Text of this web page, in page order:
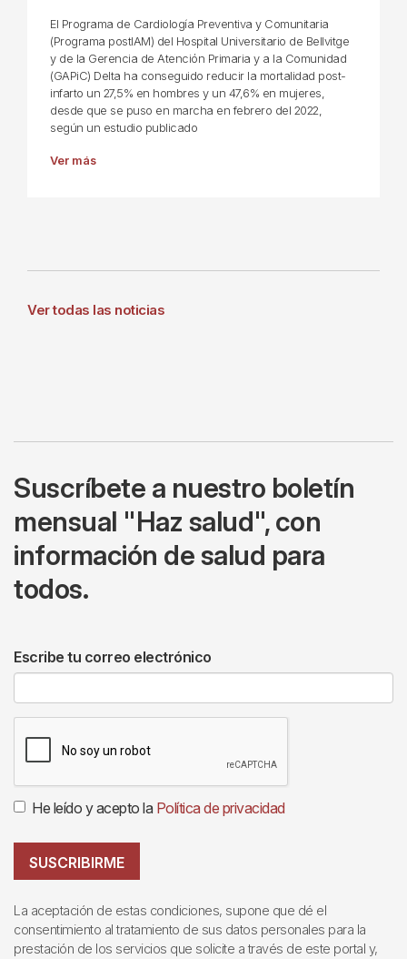
El Programa de Cardiología Preventiva y Comunitaria
(Programa postIAM) del Hospital Universitario de Bellvitge
y de la Gerencia de Atención Primaria y a la Comunidad
(GAPiC) Delta ha conseguido reducir la mortalidad post-
infarto un 27,5% en hombres y un 47,6% en mujeres,
desde que se puso en marcha en febrero del 2022,
según un estudio publicado
Ver más
Ver todas las noticias
Suscríbete a nuestro boletín
mensual "Haz salud", con
información de salud para
todos.
Escribe tu correo electrónico
He leído y acepto la Política de privacidad
SUSCRIBIRME
La aceptación de estas condiciones, supone que dé el
consentimiento al tratamiento de sus datos personales para la
prestación de los servicios que solicite a través de este portal y,